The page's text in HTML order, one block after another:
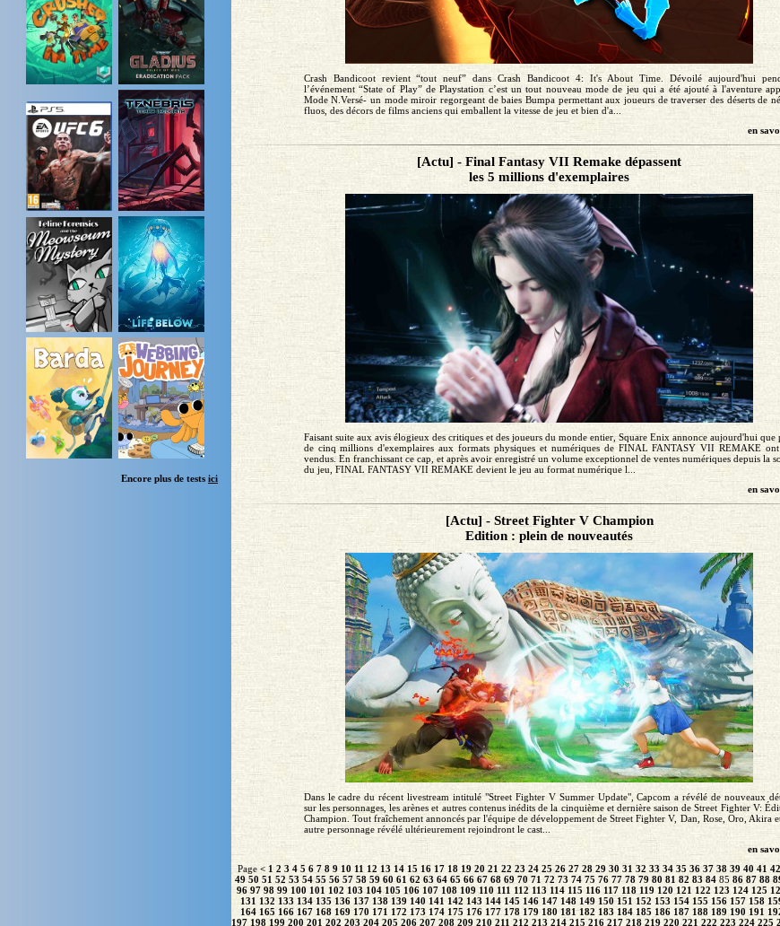
Encore plus de tests ici
Crash Bandicoot revient “tout neuf” dans Crash Bandicoot 4: It's About Time. Dévoilé aujourd'hui
l’événement “State of Play” de Playstation c’est un tout nouveau mode de jeu qui a été ajouté à l'aventure
Mode N.Versé- un mode miroir regorgeant de baies Bumpa permettant aux joueurs de traverser des déserts de
fluos, des décors de films anciens qui emballent la vitesse de jeu et bien d'a...
en
[Actu] - Final Fantasy VII Remake dépassent
les 5 millions d'exemplaires
Faisant suite aux avis élogieux des critiques et des joueurs du monde entier, Square Enix annonce aujourd'hui que
de cinq millions d'exemplaires aux formats physiques et numériques de FINAL FANTASY VII REMAKE
vendus. En franchissant ce cap, et après avoir enregistré un volume exceptionnel de ventes numériques depuis la
du jeu, FINAL FANTASY VII REMAKE devient le jeu au format numérique l...
en
[Actu] - Street Fighter V Champion
Edition : plein de nouveautés
Dans le cadre du récent livestream intitulé "Street Fighter V Summer Update", Capcom a révélé de nouveaux
sur les personnages, les arènes et autres contenus inédits de la cinquième et dernière saison de Street Fighter V:
Champion. Tout fraîchement annoncés par l'équipe de développement de Street Fighter V, Dan, Rose, Oro, Akira
autre personnage révélé ultérieurement rejoindront le cast...
en
Page < 1 2 3 4 5 6 7 8 9 10 11 12 13 14 15 16 17 18 19 20 21 22 23 24 25 26 27 28 29 30 31 32 33 34 35 36 37 38 39 40 41 42
49 50 51 52 53 54 55 56 57 58 59 60 61 62 63 64 65 66 67 68 69 70 71 72 73 74 75 76 77 78 79 80 81 82 83 8485 86 87 88
96 97 98 99 100 101 102 103 104 105 106 107 108 109 110 111 112 113 114 115 116 117 118 119 120 121 122 123 124 125
131 132 133 134 135 136 137 138 139 140 141 142 143 144 145 146 147 148 149 150 151 152 153 154 155 156 157 158
164 165 166 167 168 169 170 171 172 173 174 175 176 177 178 179 180 181 182 183 184 185 186 187 188 189 190 191
197 198 199 200 201 202 203 204 205 206 207 208 209 210 211 212 213 214 215 216 217 218 219 220 221 222 223 224 225